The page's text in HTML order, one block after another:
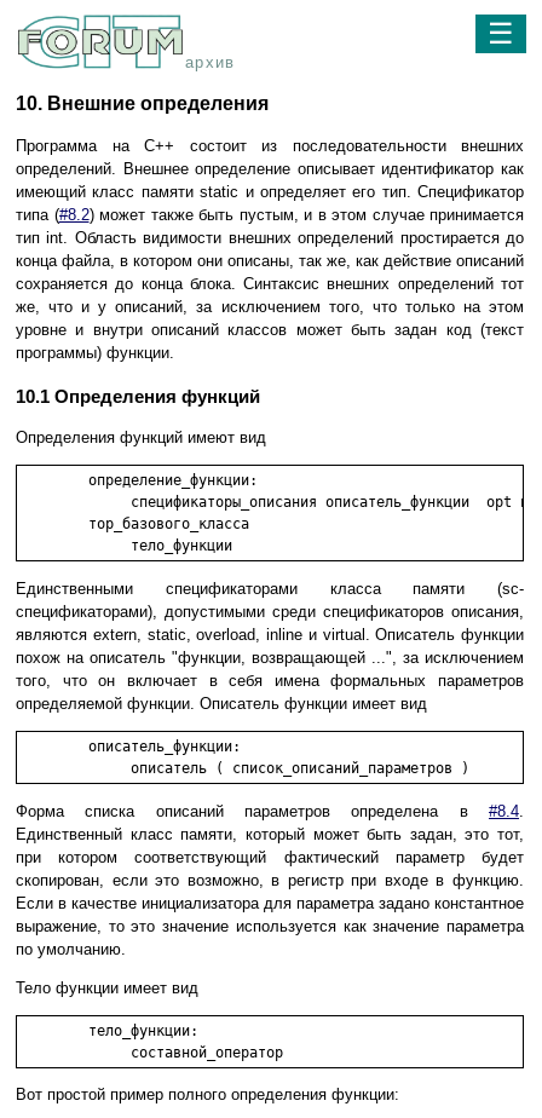
архив
☰
10. Внешние определения
Программа на C++ состоит из последовательности внешних
определений. Внешнее определение описывает идентификатор как
имеющий класс памяти static и определяет его тип. Спецификатор
типа (#8.2) может также быть пустым, и в этом случае принимается
тип int. Область видимости внешних определений простирается до
конца файла, в котором они описаны, так же, как действие описаний
сохраняется до конца блока. Синтаксис внешних определений тот
же, что и у описаний, за исключением того, что только на этом
уровне и внутри описаний классов может быть задан код (текст
программы) функции.
10.1 Определения функций
Определения функций имеют вид
Единственными спецификаторами класса памяти (sc-
спецификаторами), допустимыми среди спецификаторов описания,
являются extern, static, overload, inline и virtual. Описатель функции
похож на описатель "функции, возвращающей ...", за исключением
того, что он включает в себя имена формальных параметров
определяемой функции. Описатель функции имеет вид
Форма списка описаний параметров определена в #8.4.
Единственный класс памяти, который может быть задан, это тот,
при котором соответствующий фактический параметр будет
скопирован, если это возможно, в регистр при входе в функцию.
Если в качестве инициализатора для параметра задано константное
выражение, то это значение используется как значение параметра
по умолчанию.
Тело функции имеет вид
Вот простой пример полного определения функции: